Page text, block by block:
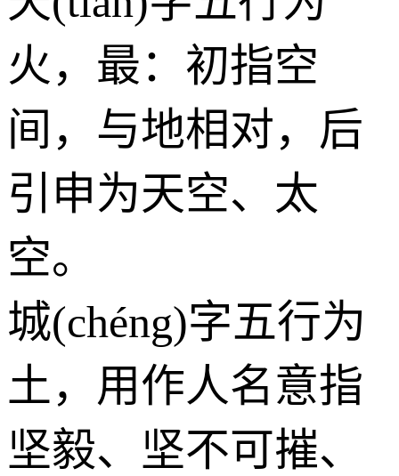
火 ，最：初指空
间，与地相对，后
引申为天空、太
空。
城(chéng)字五行为
土，用作人名意指
坚毅、坚不可摧、